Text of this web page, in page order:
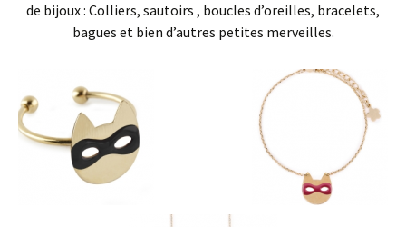
de bijoux : Colliers, sautoirs , boucles d’oreilles, bracelets,
bagues et bien d’autres petites merveilles.